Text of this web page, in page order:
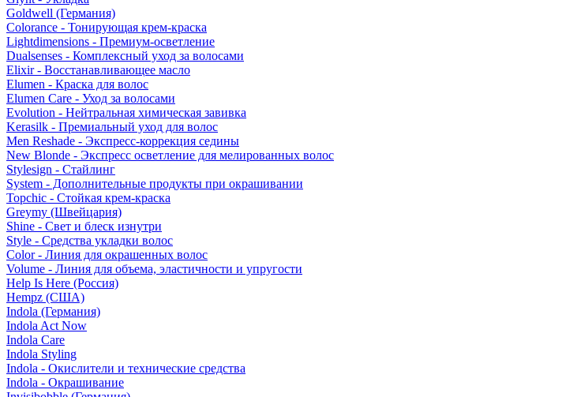
Goldwell (Германия)
Colorance - Тонирующая крем-краска
Lightdimensions - Премиум-осветление
Dualsenses - Комплексный уход за волосами
Elixir - Восстанавливающее масло
Elumen - Краска для волос
Elumen Care - Уход за волосами
Evolution - Нейтральная химическая завивка
Kerasilk - Премиальный уход для волос
Men Reshade - Экспресс-коррекция седины
New Blonde - Экспресс осветление для мелированных волос
Stylesign - Стайлинг
System - Дополнительные продукты при окрашивании
Topchic - Стойкая крем-краска
Greymy (Швейцария)
Shine - Свет и блеск изнутри
Style - Средства укладки волос
Color - Линия для окрашенных волос
Volume - Линия для объема, эластичности и упругости
Help Is Here (Россия)
Hempz (США)
Indola (Германия)
Indola Act Now
Indola Care
Indola Styling
Indola - Окислители и технические средства
Indola - Окрашивание